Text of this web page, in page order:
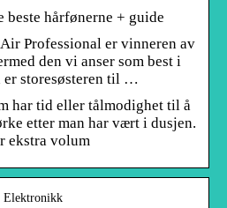
hårfønerne + guide
Professional er vinneren av
den vi anser som best i
er storesøsteren til …
har tid eller tålmodighet til å
etter man har vært i dusjen.
ekstra volum
Elektronikk